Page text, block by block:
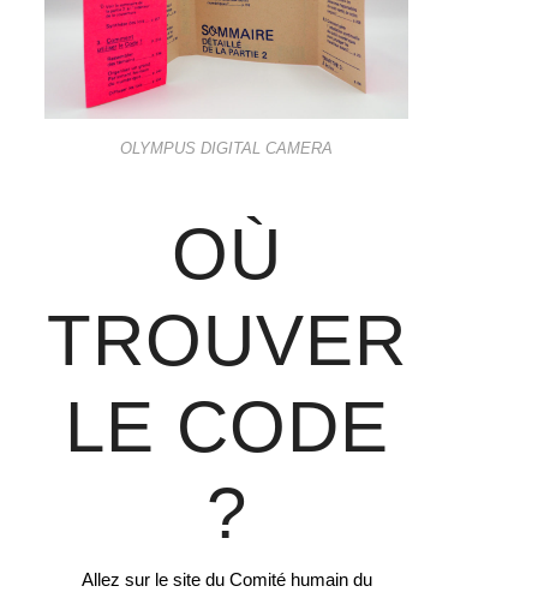
OLYMPUS DIGITAL CAMERA
OÙ
TROUVER
LE CODE
?
Allez sur le site du Comité humain du